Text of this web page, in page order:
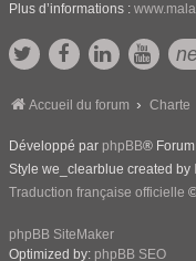
Plus d’informations :
Accueil du forum Charte
Développé par phpBB®
Style we_clearblue created by
Traduction française officielle
phpBB SiteMaker
Optimized by: phpBB SEO